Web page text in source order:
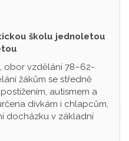
školu jednoletou
, obor vzdělání 78–62-
žákům se středně
autismem a
dívkám i chlapcům,
docházku v základní